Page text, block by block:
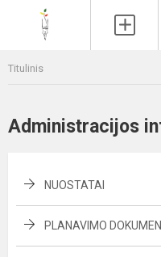
Titulinis
Administracijos
NUOSTATAI
PLANAVIMO